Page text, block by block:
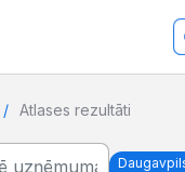
Atlases rezultāti